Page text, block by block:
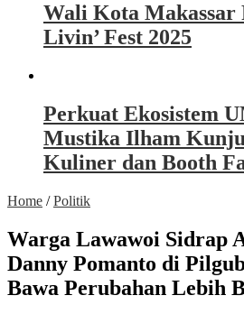
Wali Kota Makassar
Livin’ Fest 2025
Perkuat Ekosistem
Mustika Ilham
Kuliner dan Booth
Home /Politik
Warga Lawawoi Sidrap
Danny Pomanto di
Bawa Perubahan Lebih